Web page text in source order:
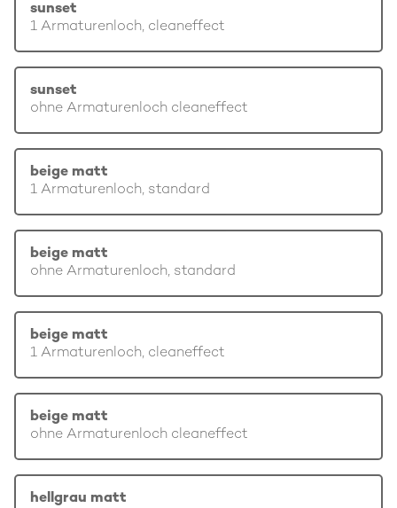
sunset
1 Armaturenloch, cleaneffect
sunset
ohne Armaturenloch cleaneffect
beige matt
1 Armaturenloch, standard
beige matt
ohne Armaturenloch, standard
beige matt
1 Armaturenloch, cleaneffect
beige matt
ohne Armaturenloch cleaneffect
hellgrau matt